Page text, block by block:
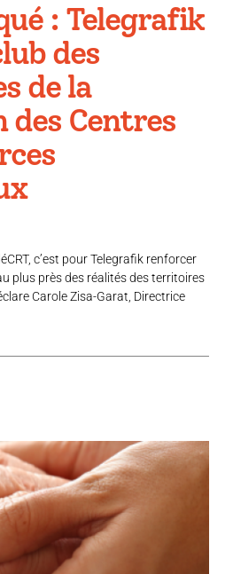
: Telegrafik
des
de la
des Centres
c’est pour Telegrafik renforcer
plus près des réalités des territoires
Carole Zisa-Garat, Directrice